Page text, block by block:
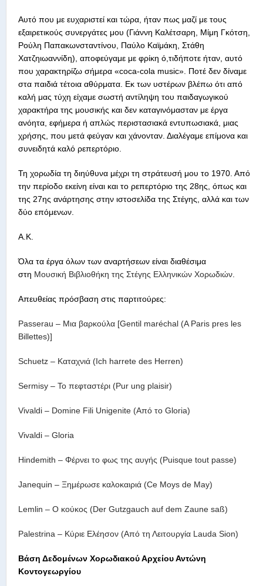
Αυτό που με ευχαριστεί και τώρα, ήταν πως μαζί με τους
εξαιρετικούς συνεργάτες μου (Γιάννη Καλέτσαρη, Μίμη Γκότση,
Ρούλη Παπακωνσταντίνου, Παύλο Καϊμάκη, Στάθη
Χατζηιωαννίδη), αποφεύγαμε με φρίκη ό,τιδήποτε ήταν, αυτό
που χαρακτηρίζω σήμερα «coca-cola music». Ποτέ δεν δίναμε
στα παιδιά τέτοια αθύρματα. Εκ των υστέρων βλέπω ότι από
καλή μας τύχη είχαμε σωστή αντίληψη του παιδαγωγικού
χαρακτήρα της μουσικής και δεν καταγινόμασταν με έργα
ανόητα, εφήμερα ή απλώς περιστασιακά εντυπωσιακά, μιας
χρήσης, που μετά φεύγαν και χάνονταν. Διαλέγαμε επίμονα και
συνειδητά καλό ρεπερτόριο.
Τη χορωδία τη διηύθυνα μέχρι τη στράτευσή μου το 1970. Από
την περίοδο εκείνη είναι και το ρεπερτόριο της 28ης, όπως και
της 27ης ανάρτησης στην ιστοσελίδα της Στέγης, αλλά και των
δύο επόμενων.
Α.Κ.
Όλα τα έργα όλων των αναρτήσεων είναι διαθέσιμα
στη Μουσική Βιβλιοθήκη της Στέγης Ελληνικών Χορωδιών
Απευθείας πρόσβαση στις παρτιτούρες:
Passerau – Μια βαρκούλα [Gentil maréchal (A Paris pres les
Billettes)]
Schuetz – Καταχνιά (Ich harrete des Herren)
Sermisy – Το πεφταστέρι (Pur ung plaisir)
Vivaldi – Domine Fili Unigenite (Από το Gloria)
Vivaldi – Gloria
Hindemith – Φέρνει το φως της αυγής (Puisque tout passe)
Janequin – Ξημέρωσε καλοκαιριά (Ce Moys de May)
Lemlin – Ο κούκος (Der Gutzgauch auf dem Zaune saß)
Palestrina – Κύριε Ελέησον (Από τη Λειτουργία Lauda Sion)
Βάση Δεδομένων Χορωδιακού Αρχείου Αντώνη
Κοντογεωργίου